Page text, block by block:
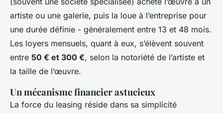
artiste ou une galerie, puis la loue à l’entreprise pour
une durée définie - généralement entre 13 et 48 mois.
Les loyers mensuels, quant à eux, s’élèvent souvent
entre 50 € et 300 €, selon la notoriété de l’artiste et
la taille de l’œuvre.
Un mécanisme financier astucieux
La force du leasing réside dans sa simplicité